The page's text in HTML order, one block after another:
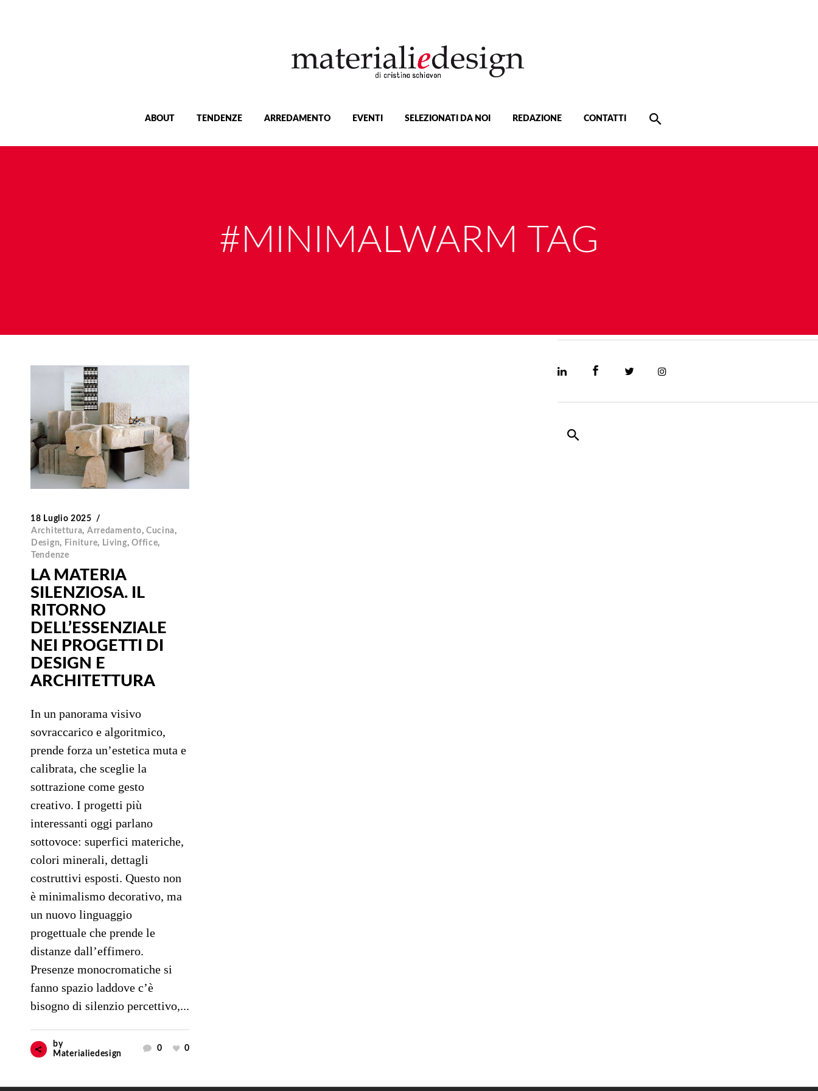
ABOUT TENDENZE ARREDAMENTO EVENTI SELEZIONATI DA NOI REDAZIONE CONTATTI
#MINIMALWARM TAG
18 Luglio 2025
Architettura, Arredamento, Cucina,
Design, Finiture, Living,Office,
Tendenze
LA MATERIA
SILENZIOSA. IL
RITORNO
DELL’ESSENZIALE
NEI PROGETTI DI
DESIGN E
ARCHITETTURA
In un panorama visivo
sovraccarico e algoritmico,
prende forza un’estetica muta e
calibrata, che sceglie la
sottrazione come gesto
creativo. I progetti più
interessanti oggi parlano
sottovoce: superfici materiche,
colori minerali, dettagli
costruttivi esposti. Questo non
è minimalismo decorativo, ma
un nuovo linguaggio
progettuale che prende le
distanze dall’effimero.
Presenze monocromatiche si
fanno spazio laddove c’è
bisogno di silenzio percettivo,...
by
Materialiedesign
0 0